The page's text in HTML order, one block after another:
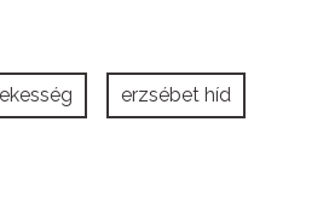
erzsébet híd